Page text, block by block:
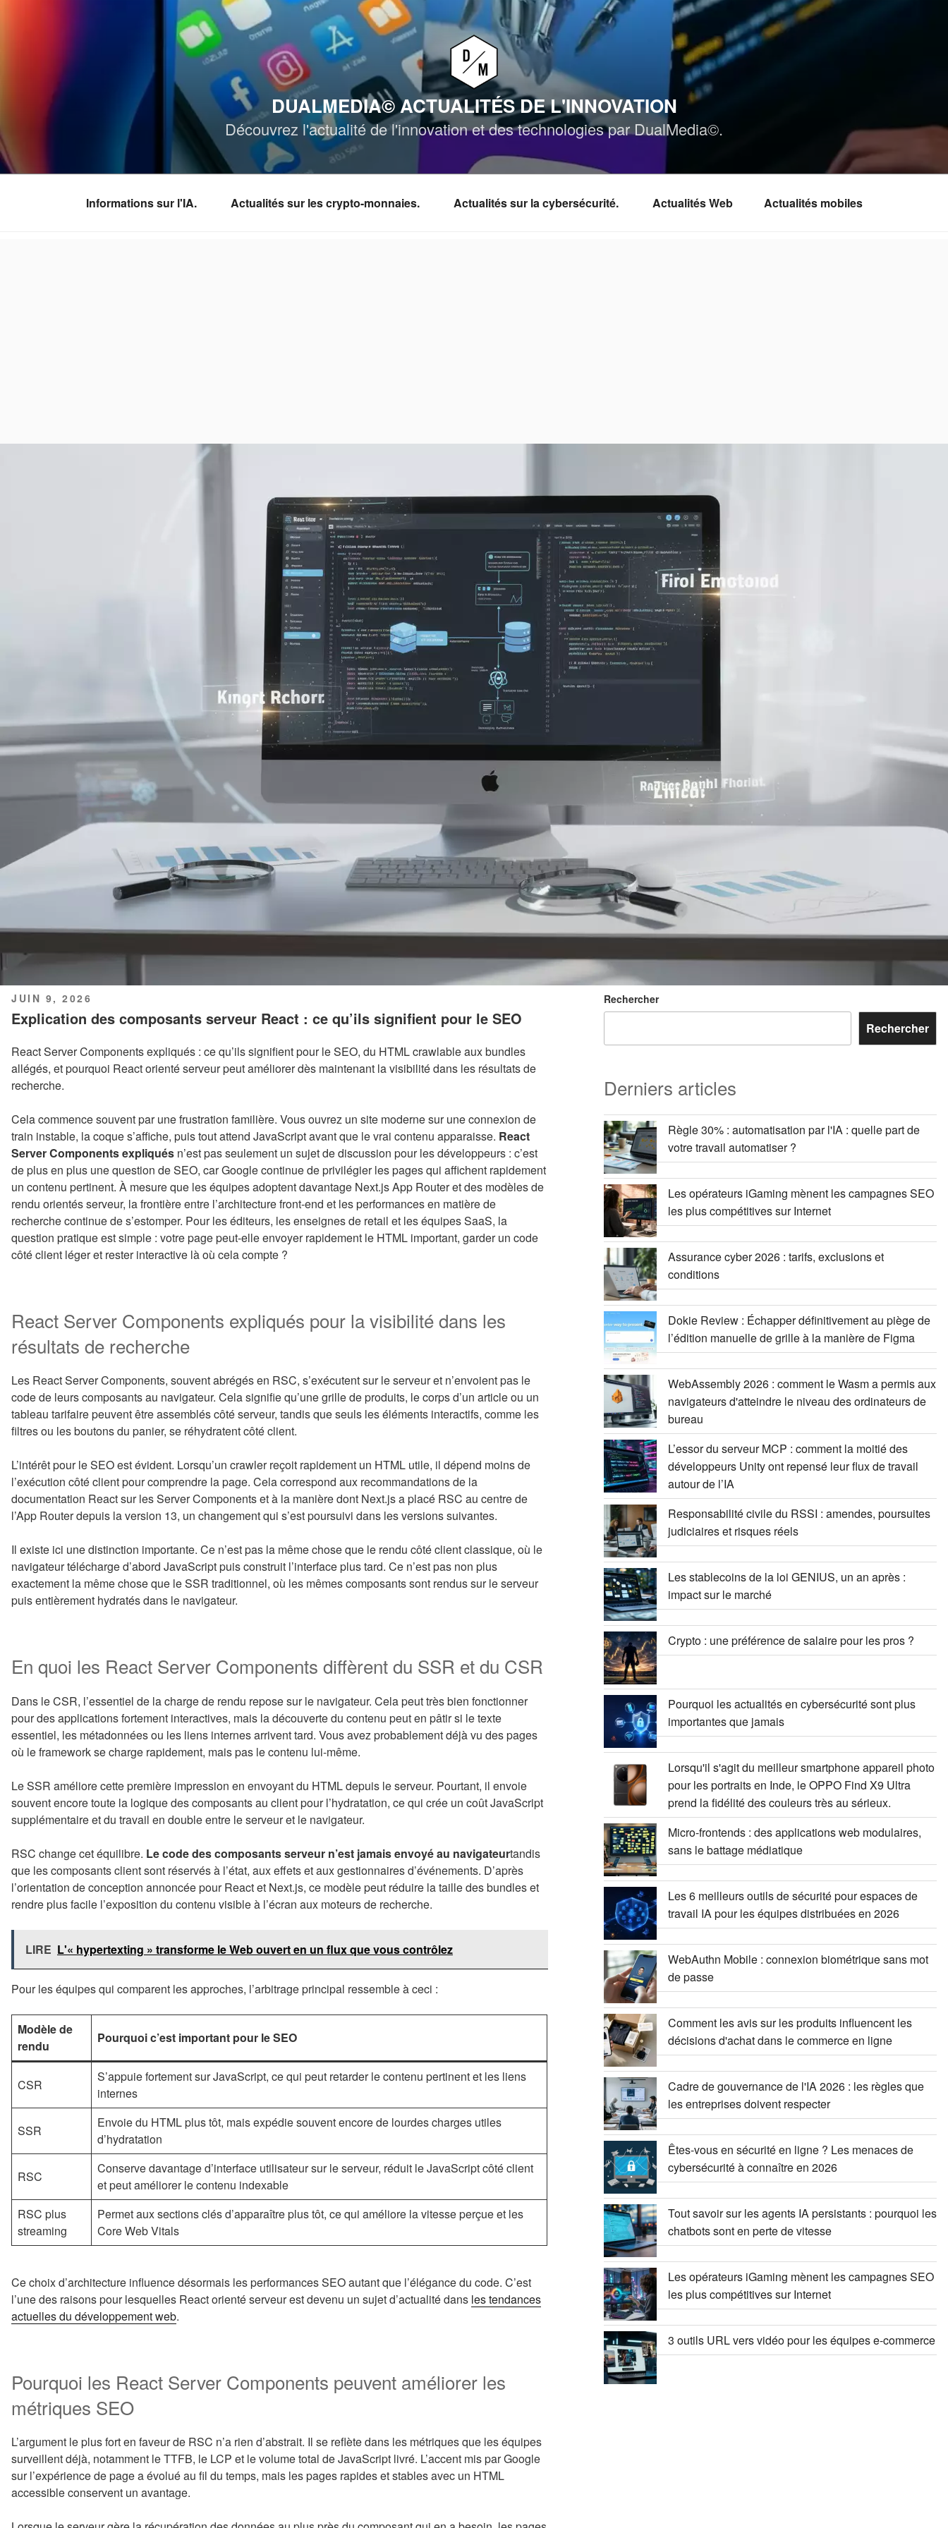
DUALMEDIA© ACTUALITÉS DE L'INNOVATION
Découvrez l'actualité de l'innovation et des technologies par DualMedia©.
Informations sur l'IA. Actualités sur les crypto-monnaies. Actualités sur la cybersécurité. Actualités Web Actualités mobiles
PUBLIÉ
LE
JUIN 9, 2026
Explication des composants serveur React : ce qu’ils signifient pour le SEO
React Server Components expliqués : ce qu’ils signifient pour le SEO, du HTML crawlable aux bundles
allégés, et pourquoi React orienté serveur peut améliorer dès maintenant la visibilité dans les résultats de
recherche.
Cela commence souvent par une frustration familière. Vous ouvrez un site moderne sur une connexion de
train instable, la coque s’affiche, puis tout attend JavaScript avant que le vrai contenu apparaisse. React
Server Components expliqués n’est pas seulement un sujet de discussion pour les développeurs : c’est
de plus en plus une question de SEO, car Google continue de privilégier les pages qui affichent rapidement
un contenu pertinent. À mesure que les équipes adoptent davantage Next.js App Router et des modèles de
rendu orientés serveur, la frontière entre l’architecture front-end et les performances en matière de
recherche continue de s’estomper. Pour les éditeurs, les enseignes de retail et les équipes SaaS, la
question pratique est simple : votre page peut-elle envoyer rapidement le HTML important, garder un code
côté client léger et rester interactive là où cela compte ?
React Server Components expliqués pour la visibilité dans les
résultats de recherche
Les React Server Components, souvent abrégés en RSC, s’exécutent sur le serveur et n’envoient pas le
code de leurs composants au navigateur. Cela signifie qu’une grille de produits, le corps d’un article ou un
tableau tarifaire peuvent être assemblés côté serveur, tandis que seuls les éléments interactifs, comme les
filtres ou les boutons du panier, se réhydratent côté client.
L’intérêt pour le SEO est évident. Lorsqu’un crawler reçoit rapidement un HTML utile, il dépend moins de
l’exécution côté client pour comprendre la page. Cela correspond aux recommandations de la
documentation React sur les Server Components et à la manière dont Next.js a placé RSC au centre de
l’App Router depuis la version 13, un changement qui s’est poursuivi dans les versions suivantes.
Il existe ici une distinction importante. Ce n’est pas la même chose que le rendu côté client classique, où le
navigateur télécharge d’abord JavaScript puis construit l’interface plus tard. Ce n’est pas non plus
exactement la même chose que le SSR traditionnel, où les mêmes composants sont rendus sur le serveur
puis entièrement hydratés dans le navigateur.
En quoi les React Server Components diffèrent du SSR et du CSR
Dans le CSR, l’essentiel de la charge de rendu repose sur le navigateur. Cela peut très bien fonctionner
pour des applications fortement interactives, mais la découverte du contenu peut en pâtir si le texte
essentiel, les métadonnées ou les liens internes arrivent tard. Vous avez probablement déjà vu des pages
où le framework se charge rapidement, mais pas le contenu lui-même.
Le SSR améliore cette première impression en envoyant du HTML depuis le serveur. Pourtant, il envoie
souvent encore toute la logique des composants au client pour l’hydratation, ce qui crée un coût JavaScript
supplémentaire et du travail en double entre le serveur et le navigateur.
RSC change cet équilibre. Le code des composants serveur n’est jamais envoyé au navigateurtandis
que les composants client sont réservés à l’état, aux effets et aux gestionnaires d’événements. D’après
l’orientation de conception annoncée pour React et Next.js, ce modèle peut réduire la taille des bundles et
rendre plus facile l’exposition du contenu visible à l’écran aux moteurs de recherche.
LIRE L'« hypertexting » transforme le Web ouvert en un flux que vous contrôlez
Pour les équipes qui comparent les approches, l’arbitrage principal ressemble à ceci :
Modèle de
rendu
Pourquoi c’est important pour le SEO
CSR
S’appuie fortement sur JavaScript, ce qui peut retarder le contenu pertinent et les liens
internes
SSR
Envoie du HTML plus tôt, mais expédie souvent encore de lourdes charges utiles
d’hydratation
RSC
Conserve davantage d’interface utilisateur sur le serveur, réduit le JavaScript côté client
et peut améliorer le contenu indexable
RSC plus
streaming
Permet aux sections clés d’apparaître plus tôt, ce qui améliore la vitesse perçue et les
Core Web Vitals
Ce choix d’architecture influence désormais les performances SEO autant que l’élégance du code. C’est
l’une des raisons pour lesquelles React orienté serveur est devenu un sujet d’actualité dans les tendances
actuelles du développement web.
Pourquoi les React Server Components peuvent améliorer les
métriques SEO
L’argument le plus fort en faveur de RSC n’a rien d’abstrait. Il se reflète dans les métriques que les équipes
surveillent déjà, notamment le TTFB, le LCP et le volume total de JavaScript livré. L’accent mis par Google
sur l’expérience de page a évolué au fil du temps, mais les pages rapides et stables avec un HTML
accessible conservent un avantage.
Rechercher
Rechercher
Derniers articles
Règle 30% : automatisation par l'IA : quelle part de
votre travail automatiser ?
Les opérateurs iGaming mènent les campagnes SEO
les plus compétitives sur Internet
Assurance cyber 2026 : tarifs, exclusions et
conditions
Dokie Review : Échapper définitivement au piège de
l’édition manuelle de grille à la manière de Figma
WebAssembly 2026 : comment le Wasm a permis aux
navigateurs d'atteindre le niveau des ordinateurs de
bureau
L’essor du serveur MCP : comment la moitié des
développeurs Unity ont repensé leur flux de travail
autour de l’IA
Responsabilité civile du RSSI : amendes, poursuites
judiciaires et risques réels
Les stablecoins de la loi GENIUS, un an après :
impact sur le marché
Crypto : une préférence de salaire pour les pros ?
Pourquoi les actualités en cybersécurité sont plus
importantes que jamais
Lorsqu'il s'agit du meilleur smartphone appareil photo
pour les portraits en Inde, le OPPO Find X9 Ultra
prend la fidélité des couleurs très au sérieux.
Micro-frontends : des applications web modulaires,
sans le battage médiatique
Les 6 meilleurs outils de sécurité pour espaces de
travail IA pour les équipes distribuées en 2026
WebAuthn Mobile : connexion biométrique sans mot
de passe
Comment les avis sur les produits influencent les
décisions d'achat dans le commerce en ligne
Cadre de gouvernance de l'IA 2026 : les règles que
les entreprises doivent respecter
Êtes-vous en sécurité en ligne ? Les menaces de
cybersécurité à connaître en 2026
Tout savoir sur les agents IA persistants : pourquoi les
chatbots sont en perte de vitesse
Les opérateurs iGaming mènent les campagnes SEO
les plus compétitives sur Internet
3 outils URL vers vidéo pour les équipes e-commerce